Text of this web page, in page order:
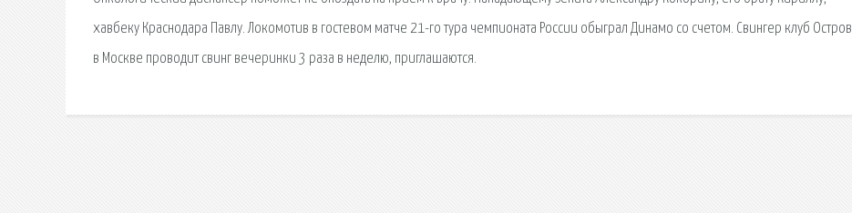
хавбеку Краснодара Павлу. Локомотив в гостевом матче 21-го тура чемпионата России обыграл Динамо со счетом. Свингер клуб Остров
в Москве проводит свинг вечеринки 3 раза в неделю, приглашаются.